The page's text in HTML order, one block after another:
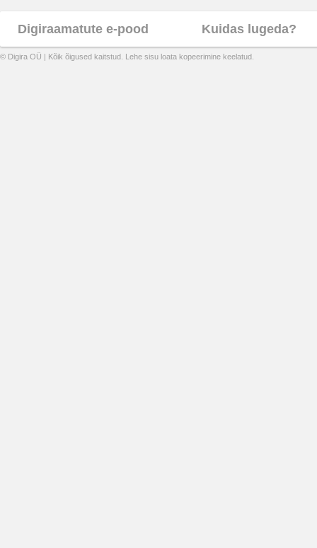
Digiraamatute e-pood Kuidas lugeda?
© Digira OÜ | Kõik õigused kaitstud. Lehe sisu loata kopeerimine keelatud.